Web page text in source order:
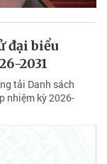
đại biểu
2031
tải Danh sách
nhiệm kỳ 2026-